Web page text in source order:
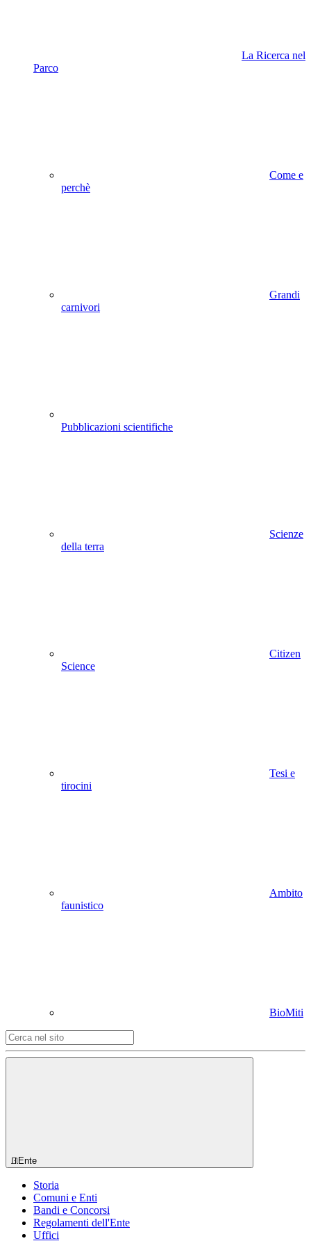
La Ricerca nel
Parco
Come e
perchè
Grandi
carnivori
Pubblicazioni scientifiche
Scienze
della terra
Citizen
Science
Tesi e
tirocini
Ambito
faunistico
BioMiti
Ente
Storia
Comuni e Enti
Bandi e Concorsi
Regolamenti dell'Ente
Uffici